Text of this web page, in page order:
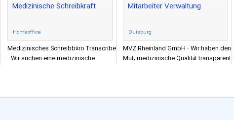
Medizinische Schreibkraft
Homeoffice
Medizinisches Schreibbüro Transcribe
- Wir suchen eine medizinische
Mitarbeiter Verwaltung
Duisburg
MVZ Rheinland GmbH - Wir haben den
Mut, medizinische Qualität transparent